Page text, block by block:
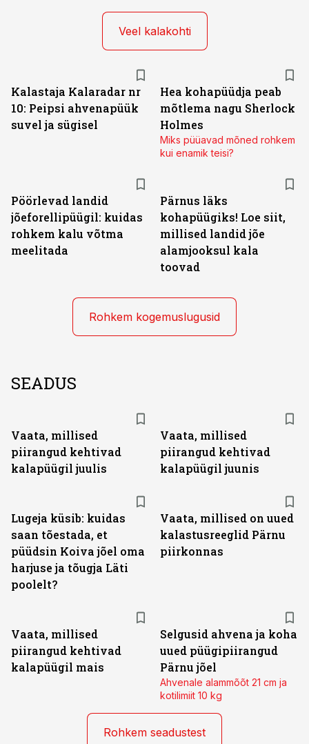
Veel kalakohti
Kalastaja Kalaradar nr
10: Peipsi ahvenapüük
suvel ja sügisel
Hea kohapüüdja peab
mõtlema nagu Sherlock
Holmes
Miks püüavad mõned rohkem
kui enamik teisi?
Pöörlevad landid
jõeforellipüügil: kuidas
rohkem kalu võtma
meelitada
Pärnus läks
kohapüügiks! Loe siit,
millised landid jõe
alamjooksul kala
toovad
Rohkem kogemuslugusid
SEADUS
Vaata, millised
piirangud kehtivad
kalapüügil juulis
Vaata, millised
piirangud kehtivad
kalapüügil juunis
Lugeja küsib: kuidas
saan tõestada, et
püüdsin Koiva jõel oma
harjuse ja tõugja Läti
poolelt?
Vaata, millised on uued
kalastusreeglid Pärnu
piirkonnas
Vaata, millised
piirangud kehtivad
kalapüügil mais
Selgusid ahvena ja koha
uued püügipiirangud
Pärnu jõel
Ahvenale alammõõt 21 cm ja
kotilimiit 10 kg
Rohkem seadustest